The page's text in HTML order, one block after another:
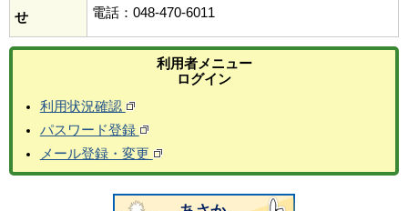
利用者メニュー
ログイン
利用状況確認
パスワード登録
メール登録・変更
せ
電話：048-470-6011